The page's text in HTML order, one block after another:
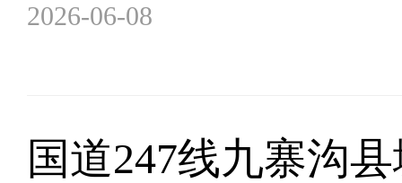
2026-06-08
国道247线九寨沟